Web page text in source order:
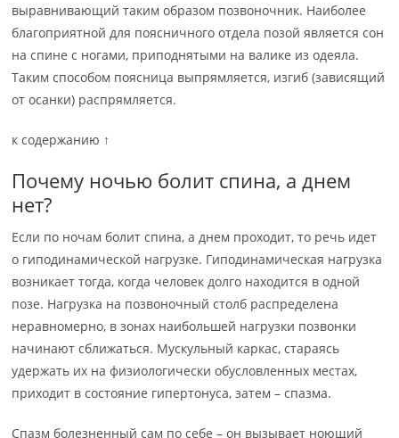
выравнивающий таким образом позвоночник. Наиболее
благоприятной для поясничного отдела позой является сон
на спине с ногами, приподнятыми на валике из одеяла.
Таким способом поясница выпрямляется, изгиб (зависящий
от осанки) распрямляется.
к содержанию ↑
Почему ночью болит спина, а днем
нет?
Если по ночам болит спина, а днем проходит, то речь идет
о гиподинамической нагрузке. Гиподинамическая нагрузка
возникает тогда, когда человек долго находится в одной
позе. Нагрузка на позвоночный столб распределена
неравномерно, в зонах наибольшей нагрузки позвонки
начинают сближаться. Мускульный каркас, стараясь
удержать их на физиологически обусловленных местах,
приходит в состояние гипертонуса, затем – спазма.
Спазм болезненный сам по себе – он вызывает ноющий